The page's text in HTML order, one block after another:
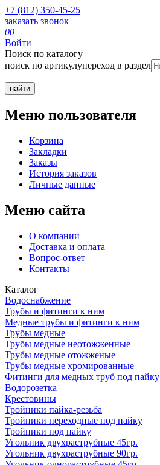
+7 (812) 350-45-25
заказать звонок
00
Войти
Поиск по каталогу
поиск по артикулупереход в раздел
Меню пользователя
Корзина
Закладки
Заказы
История заказов
Личные данные
Меню сайта
О компании
Доставка и оплата
Вопрос-ответ
Контакты
Каталог
Водоснабжение
Трубы и фитинги к ним
Медные трубы и фитинги к ним
Трубы медные
Трубы медные неотожженные
Трубы медные отожженые
Трубы медные хромированные
Фитинги для медных труб под пайку
Водорозетка
Крестовины
Тройники пайка-резьба
Тройники переходные под пайку
Тройники под пайку
Угольник двухраструбные 45гр.
Угольник двухраструбные 90гр.